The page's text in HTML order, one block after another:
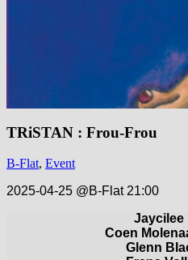
TRiSTAN : Frou-Frou
B-Flat, Event
2025-04-25 @B-Flat 21:00
Jaycilee
Coen
Glenn